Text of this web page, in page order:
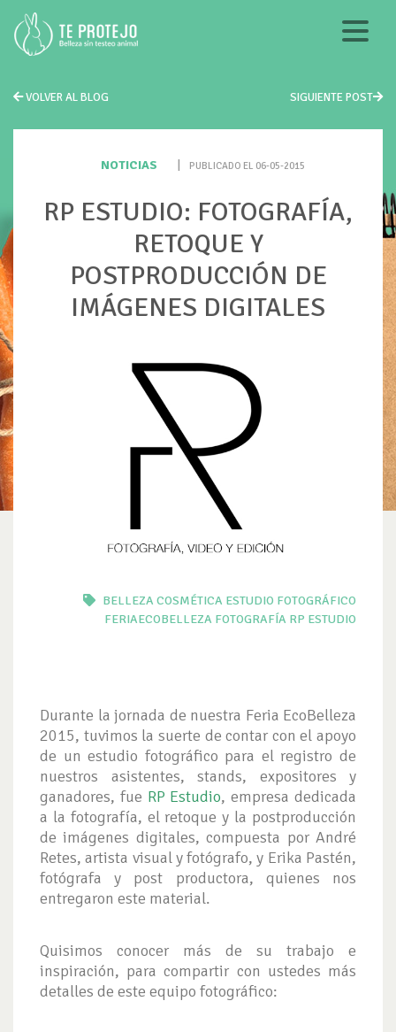
VOLVER AL BLOG SIGUIENTE POST
NOTICIAS PUBLICADO EL 06-05-2015
RP ESTUDIO: FOTOGRAFÍA,
RETOQUE Y
POSTPRODUCCIÓN DE
IMÁGENES DIGITALES
BELLEZA COSMÉTICA ESTUDIO FOTOGRÁFICO
FERIAECOBELLEZA FOTOGRAFÍA RP ESTUDIO
Durante la jornada de nuestra Feria EcoBelleza
2015, tuvimos la suerte de contar con el apoyo
de un estudio fotográfico para el registro de
nuestros asistentes, stands, expositores y
ganadores, fue RP Estudio, empresa dedicada
a la fotografía, el retoque y la postproducción
de imágenes digitales, compuesta por André
Retes, artista visual y fotógrafo, y Erika Pastén,
fotógrafa y post productora, quienes nos
entregaron este material.
Quisimos conocer más de su trabajo e
inspiración, para compartir con ustedes más
detalles de este equipo fotográfico: